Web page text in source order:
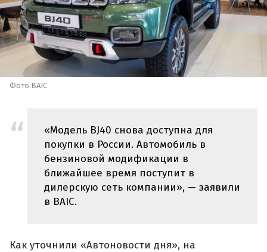
Фото BAIC
«Модель BJ40 снова доступна для
покупки в России. Автомобиль в
бензиновой модификации в
ближайшее время поступит в
дилерскую сеть компании», — заявили
в BAIC.
Как уточнили «Автоновости дня», на